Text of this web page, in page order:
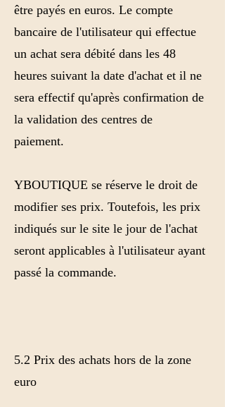
être payés en euros. Le compte
bancaire de l'utilisateur qui effectue
un achat sera débité dans les 48
heures suivant la date d'achat et il ne
sera effectif qu'après confirmation de
la validation des centres de
paiement.
YBOUTIQUE se réserve le droit de
modifier ses prix. Toutefois, les prix
indiqués sur le site le jour de l'achat
seront applicables à l'utilisateur ayant
passé la commande.
5.2 Prix des achats hors de la zone
euro